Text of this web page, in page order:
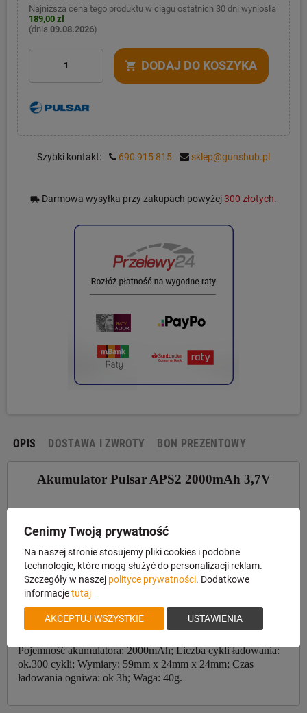
Najniższa cena tego produktu w ciągu ostatnich 30 dni wyniosła
189,00 zł
(dnia 09.08.2026)
shopping_cart DODAJ DO KOSZYKA
Szybki kontakt: 690 915 815 sklep@gunshub.pl
local_shipping Darmowa wysyłka przy zakupach powyżej300 złotych.
OPIS DOSTAWA I ZWROTY BON PREZENTOWY
Akumulator Pulsar APS2 2000mAh 3,7V
Nowy typ akumulatorów wyprodukowanych przez firmę
Pulsar. Niewielkie gabaryty akumulatora minimalizują
wielkość urządzeń. APS 2 jest akumulatorem typu Li-ion
(litowo-jonowym) o napięciu 3,7V i pojemności 2000mAh.
Akumulator dedykowany do celowników termowizyjnych
Pulsar Thermion i noktowizyjnych Pulsar Digex. Uwaga!
Akumulator APS2 nie pasuje do termowizorów
obserwacyjnych Pulsar Axion. Specyfikacje: Napięcie
Pojemność akumulatora: 2000mAh; Liczba cykli ładowania:
ok.300 cykli; Wymiary: 59mm x 24mm x 24mm; Czas
ładowania ogniwa: ok 3h; Waga: 40g.
Cenimy Twoją prywatność
Na naszej stronie stosujemy pliki cookies i podobne
technologie, które mogą służyć do personalizacji reklam.
Szczegóły w naszej polityce prywatności. Dodatkowe
informacjetutaj
AKCEPTUJ WSZYSTKIE USTAWIENIA